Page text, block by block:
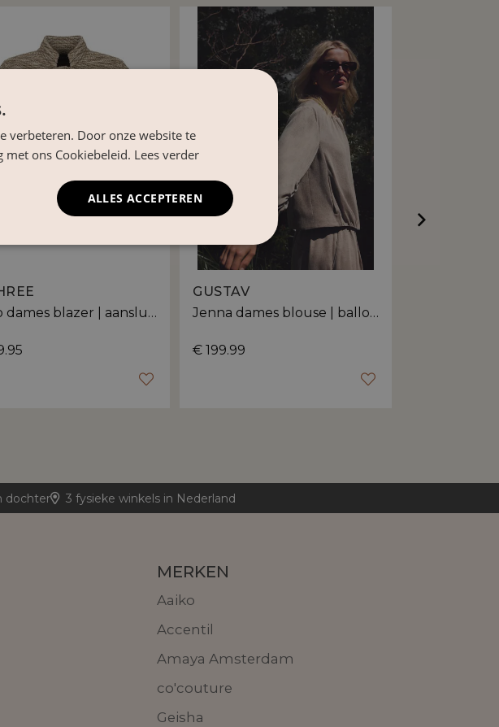
Coco dames blazer | aansluitende pasvorm
GUSTAV
Jenna dames blouse | ballonmouwen
€ 199.99
dochter 3 fysieke winkels in Nederland
MERKEN
Aaiko
Accentil
Amaya Amsterdam
co'couture
Geisha
verbeteren. Door onze website te
ons Cookiebeleid. Lees verder
ALLES ACCEPTEREN